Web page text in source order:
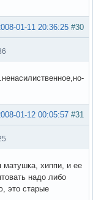
#30
01-11 20:36:25
#31
01-12 00:05:57
матушка, хиппи, и ее
надо либо
это старые